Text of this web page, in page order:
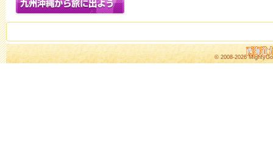
© 2008-2026